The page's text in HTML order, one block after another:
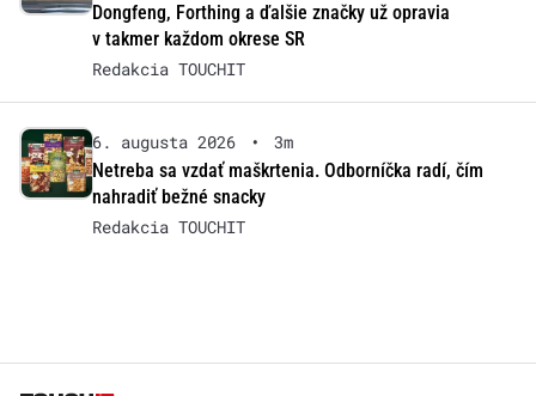
Dongfeng, Forthing a ďalšie značky už opravia
v takmer každom okrese SR
Redakcia TOUCHIT
6. augusta 2026 •
3m
Netreba sa vzdať maškrtenia. Odborníčka radí, čím
nahradiť bežné snacky
Redakcia TOUCHIT